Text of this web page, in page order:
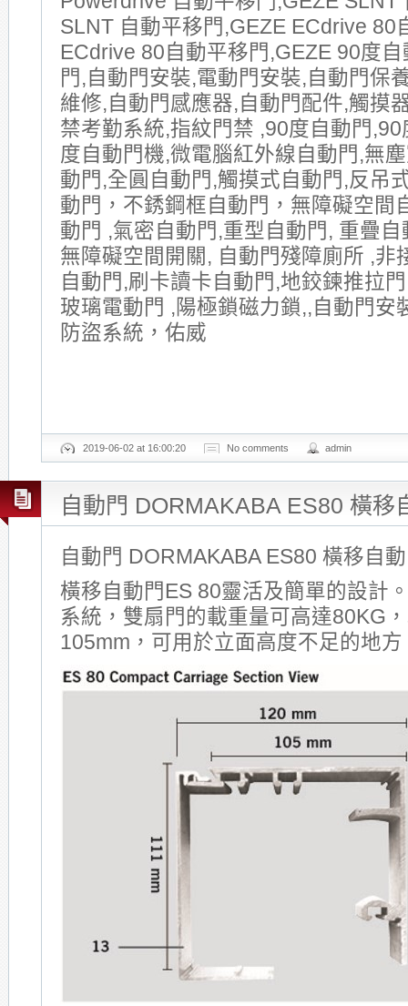
SLNT 自動平移門,GEZE ECdrive 80
ECdrive 80自動平移門,GEZE 90度
門,自動門安裝,電動門安裝,自動門保
維修,自動門感應器,自動門配件,觸摸
禁考勤系統,指紋門禁 ,90度自動門
度自動門機,微電腦紅外線自動門,無
動門,全圓自動門,觸摸式自動門,反吊
動門，不銹鋼框自動門，無障礙空間
動門 ,氣密自動門,重型自動門, 重疊
無障礙空間開關, 自動門殘障廁所 ,非
自動門,刷卡讀卡自動門,地鉸鍊推拉
玻璃電動門 ,陽極鎖磁力鎖,,自動門安
防盜系統，佑威
2019-06-02 at 16:00:20 No comments admin
自動門 DORMAKABA ES80 橫移
自動門 DORMAKABA ES80 橫移自
橫移自動門ES 80靈活及簡單的設計
系統，雙扇門的載重量可高達80KG
105mm，可用於立面高度不足的地方